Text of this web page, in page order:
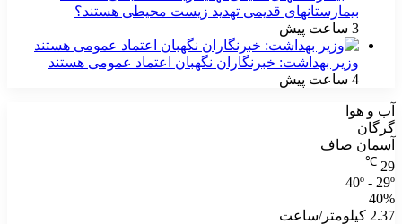
بیمارستانهای قدیمی تهدید زیست محیطی هستند؟
3 ساعت پیش
وزیر بهداشت: خبرنگاران نگهبان اعتماد عمومی هستند
4 ساعت پیش
آب و هوا
گرگان
آسمان صاف
29
℃
40º - 29º
40%
2.37 کیلومتر/ساعت